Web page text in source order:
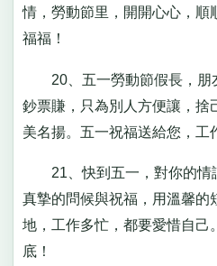
情，勞動節里，開開心心，順
福福！
20、五一勞動節假長，朋
鈔票賺，只為別人方便讓，捨
美名揚。五一祝福送給您，工
21、快到五一，對你的情
真摯的問候與祝福，用溫馨的
地，工作多忙，都要愛惜自己
底！